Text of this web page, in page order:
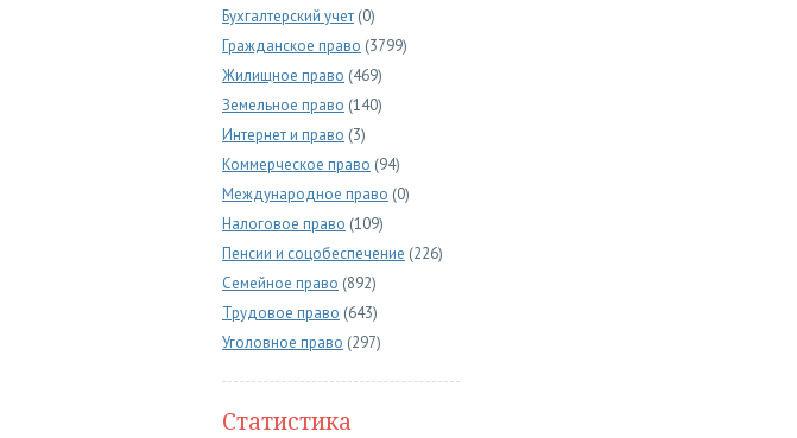
Бухгалтерский учет (0)
Гражданское право (3799)
Жилищное право (469)
Земельное право (140)
Интернет и право (3)
Коммерческое право (94)
Международное право (0)
Налоговое право (109)
Пенсии и соцобеспечение (226)
Семейное право (892)
Трудовое право (643)
Уголовное право (297)
Статистика